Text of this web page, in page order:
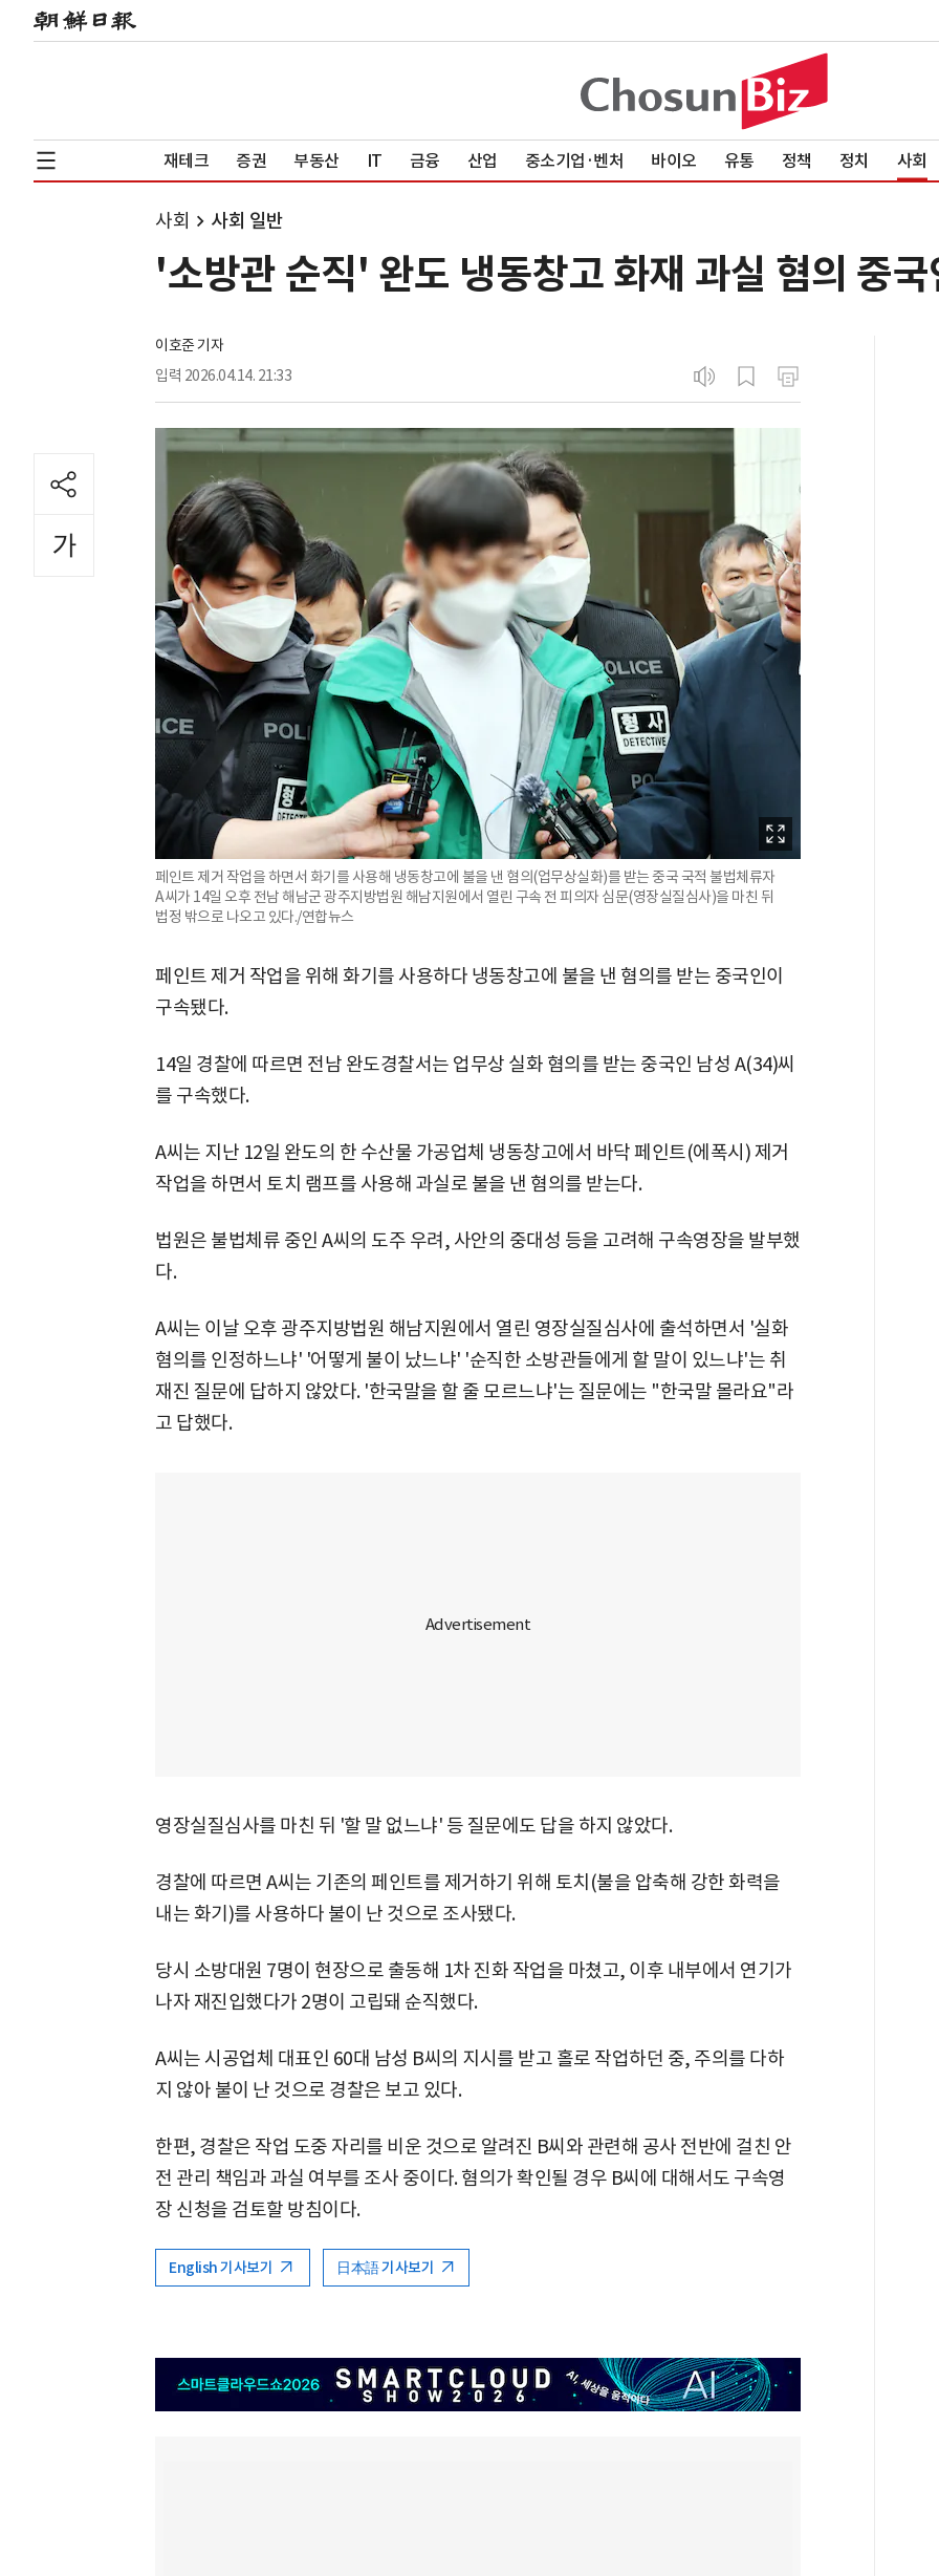
재테크 증권 부동산 IT 금융 산업 중소기업·벤처 바이오 유통 정책 정치 사회
사회 사회 일반
'소방관 순직' 완도 냉동창고 화재 과실 혐의 중
이호준 기자
입력 2026.04.14. 21:33
페인트 제거 작업을 하면서 화기를 사용해 냉동창고에 불을 낸 혐의(업무상실화)를 받는 중국 국적 불법체류자
A씨가 14일 오후 전남 해남군 광주지방법원 해남지원에서 열린 구속 전 피의자 심문(영장실질심사)을 마친 뒤
법정 밖으로 나오고 있다./연합뉴스
페인트 제거 작업을 위해 화기를 사용하다 냉동창고에 불을 낸 혐의를 받는 중국인이
구속됐다.
14일 경찰에 따르면 전남 완도경찰서는 업무상 실화 혐의를 받는 중국인 남성 A(34)씨
를 구속했다.
A씨는 지난 12일 완도의 한 수산물 가공업체 냉동창고에서 바닥 페인트(에폭시) 제거
작업을 하면서 토치 램프를 사용해 과실로 불을 낸 혐의를 받는다.
법원은 불법체류 중인 A씨의 도주 우려, 사안의 중대성 등을 고려해 구속영장을 발부했
다.
A씨는 이날 오후 광주지방법원 해남지원에서 열린 영장실질심사에 출석하면서 '실화
혐의를 인정하느냐' '어떻게 불이 났느냐' '순직한 소방관들에게 할 말이 있느냐'는 취
재진 질문에 답하지 않았다. '한국말을 할 줄 모르느냐'는 질문에는 "한국말 몰라요"라
고 답했다.
영장실질심사를 마친 뒤 '할 말 없느냐' 등 질문에도 답을 하지 않았다.
경찰에 따르면 A씨는 기존의 페인트를 제거하기 위해 토치(불을 압축해 강한 화력을
내는 화기)를 사용하다 불이 난 것으로 조사됐다.
당시 소방대원 7명이 현장으로 출동해 1차 진화 작업을 마쳤고, 이후 내부에서 연기가
나자 재진입했다가 2명이 고립돼 순직했다.
A씨는 시공업체 대표인 60대 남성 B씨의 지시를 받고 홀로 작업하던 중, 주의를 다하
지 않아 불이 난 것으로 경찰은 보고 있다.
한편, 경찰은 작업 도중 자리를 비운 것으로 알려진 B씨와 관련해 공사 전반에 걸친 안
전 관리 책임과 과실 여부를 조사 중이다. 혐의가 확인될 경우 B씨에 대해서도 구속영
장 신청을 검토할 방침이다.
English 기사보기 日本語 기사보기